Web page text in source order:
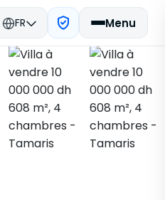
FR Menu
Acheter
Tamaris
Enregistrer